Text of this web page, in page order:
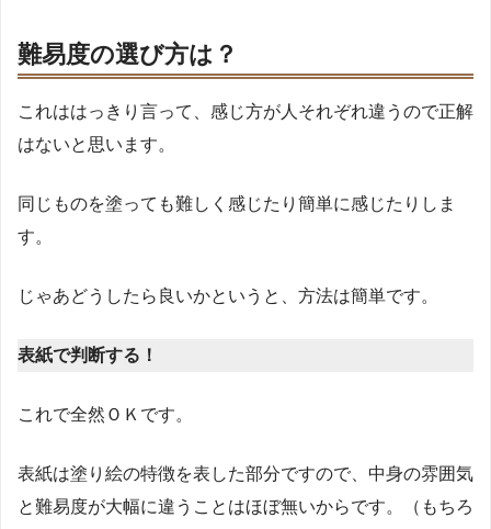
難易度の選び方は？
これははっきり言って、感じ方が人それぞれ違うので正解
はないと思います。
同じものを塗っても難しく感じたり簡単に感じたりしま
す。
じゃあどうしたら良いかというと、方法は簡単です。
表紙で判断する！
これで全然ＯＫです。
表紙は塗り絵の特徴を表した部分ですので、中身の雰囲気
と難易度が大幅に違うことはほぼ無いからです。（もちろ